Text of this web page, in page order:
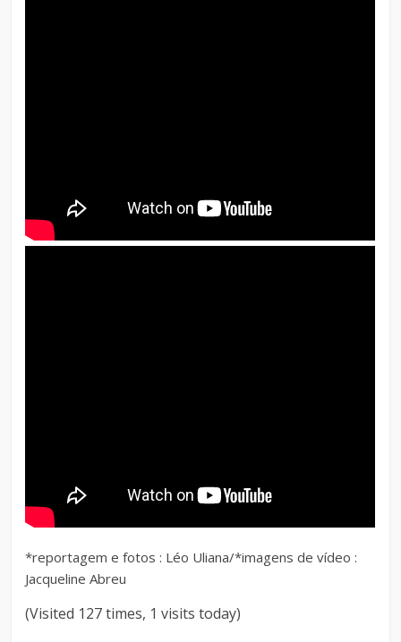
*reportagem e fotos : Léo Uliana/*imagens de vídeo :
Jacqueline Abreu
(Visited 127 times, 1 visits today)